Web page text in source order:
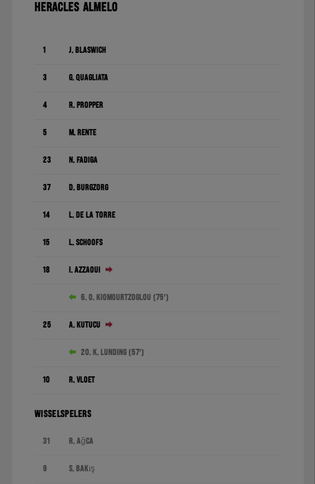
HERACLES ALMELO
1 J. Blaswich
3 G. Quagliata
4 R. Pröpper
5 M. Rente
23 N. Fadiga
37 D. Burgzorg
14 L. de la Torre
15 L. Schoofs
18 I. Azzaoui
6. O. Kiomourtzoglou (75')
25 A. Kutucu
20. K. Lunding (57')
10 R. Vloet
WISSELSPELERS
31 R. Ağca
9 S. Bakış